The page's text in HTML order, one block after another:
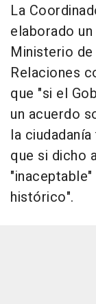
La
elaborado
Ministerio
Relaciones
que "si el
un acuerdo
la
que si dicho
histórico".